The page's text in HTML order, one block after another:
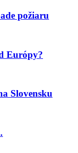
požiaru
Európy?
Slovensku